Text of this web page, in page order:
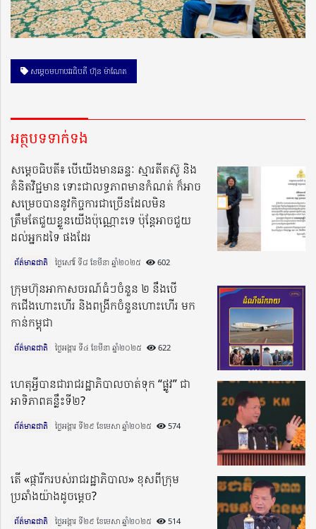
សម្ដេចមហាបវរធិបតី ហ៊ុន ម៉ាណែត
អត្ថបទទាក់ទង
សម្តេចធិបតី៖ បើយើងមានឆន្ទៈ ស្មារតីតស៊ូ និង
គំនិតវិជ្ជមាន ទោះជាលទ្ធភាពមានកំណត់ ក៏អាច
សម្រេចបាននូវកិច្ចការជាច្រើនដែលមិន
ត្រឹមតែជួយខ្លួនយើងប៉ុណ្ណោះទេ ប៉ុន្តែអាចជួយ
ដល់អ្នកដទៃ ផងដែរ
ព័ត៌មានជាតិ ថ្ងៃសៅរ៍ ទី៨ ខែមីនា ឆ្នាំ២០២៥​ 602
ក្រុមហ៊ុនអាកាសចរណ៍ធំៗចំនួន ២ នឹងបើ
កជើងហោះហើរ និងពង្រីកចំនួនហោះហើរ មក
កាន់កម្ពុជា
ព័ត៌មានជាតិ ថ្ងៃអង្គារ ទី៤ ខែមីនា ឆ្នាំ២០២៥​ 622
ហេតុអ្វីបានជារាជរដ្ឋាភិបាលចាត់ទុក “ផ្លូវ” ជា
អាទិភាពគន្លឹះទី២?
ព័ត៌មានជាតិ ថ្ងៃអង្គារ ទី២៩ ខែមេសា ឆ្នាំ២០២៥​ 574
តើ «ផ្ការីករបស់រាជរដ្ឋាភិបាល» ខុសពីក្រុម
ប្រឆាំងយ៉ាងដូចម្តេច?
ព័ត៌មានជាតិ ថ្ងៃអង្គារ ទី២៩ ខែមេសា ឆ្នាំ២០២៥​ 514